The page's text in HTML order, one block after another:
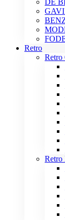
DE
Retro
Retro
Retro